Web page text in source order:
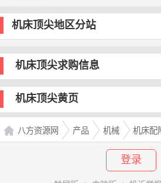
机床顶尖地区分站
机床顶尖求购信息
机床顶尖黄页
八方资源网 产品 机械 机床配
登录